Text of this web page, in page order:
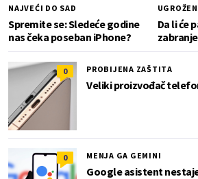
NAJVEĆI DO SAD
Spremite se: Sledeće godine
nas čeka poseban iPhone?
Da li će
0 PROBIJENA ZAŠTITA
Veliki proizvođač
0 MENJA GA GEMINI
Google asistent